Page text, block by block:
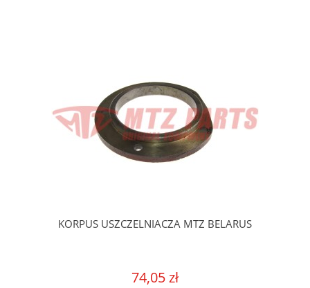
KORPUS USZCZELNIACZA MTZ BELARUS
74,05 zł